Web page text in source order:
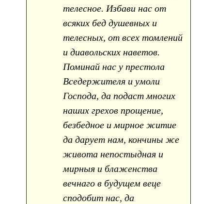
телесное. Избави нас от
всяких бед душевных и
телесных, от всех томлений
и диавольских наветов.
Поминай нас у престола
Вседержителя и умоли
Господа, да подаст многих
наших грехов прощение,
безбедное и мирное житие
да дарует нам, кончины же
живота непостыдная и
мирныя и блаженства
вечнаго в будущем веце
сподобит нас, да